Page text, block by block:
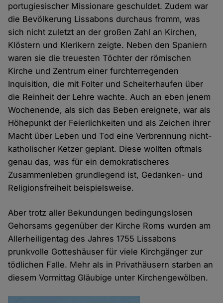
portugiesischer Missionare geschuldet. Zudem war
die Bevölkerung Lissabons durchaus fromm, was
sich nicht zuletzt an der großen Zahl an Kirchen,
Klöstern und Klerikern zeigte. Neben den Spaniern
waren sie die treuesten Töchter der römischen
Kirche und Zentrum einer furchterregenden
Inquisition, die mit Folter und Scheiterhaufen über
die Reinheit der Lehre wachte. Auch an eben jenem
Wochenende, als sich das Beben ereignete, war als
Höhepunkt der Feierlichkeiten und als Zeichen ihrer
Macht über Leben und Tod eine Verbrennung nicht-
katholischer Ketzer geplant. Diese wollten oftmals
genau das, was für ein demokratischeres
Zusammenleben grundlegend ist, Gedanken- und
Religionsfreiheit beispielsweise.
Aber trotz aller Bekundungen bedingungslosen
Gehorsams gegenüber der Kirche Roms wurden am
Allerheiligentag des Jahres 1755 Lissabons
prunkvolle Gotteshäuser für viele Kirchgänger zur
tödlichen Falle. Mehr als in Privathäusern starben an
diesem Vormittag Gläubige unter Kirchengewölben.